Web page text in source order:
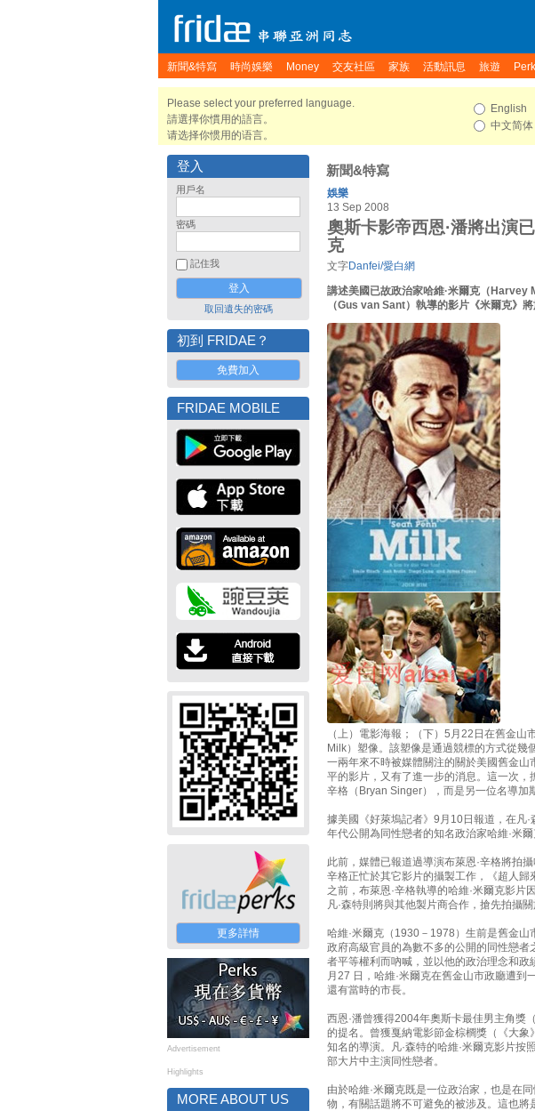
新聞&特寫 時尚娛樂 Money 交友社區 家族 活動訊息 旅遊
Please select your preferred language.
請選擇你慣用的語言。
请选择你惯用的语言。
English
中文简体
登入
用戶名
密碼
記住我
取回遺失的密碼
初到 FRIDAE？
免費加入
FRIDAE MOBILE
更多詳情
Advertisement
Highlights
MORE ABOUT US
新聞&特寫
娛樂
13 Sep 2008
奧斯卡影帝西恩·潘將出演
克
文字Danfei/愛白網
講述美國已故政治家哈維·米爾克（Harvey
（Gus van Sant）執導的影片《米爾克》將
（上）電影海報；（下）5月22日在舊金
Milk）塑像。該塑像是通過競標的方式從幾
一兩年來不時被媒體關注的關於美國舊金
平的影片，又有了進一步的消息。這一次，
辛格（Bryan Singer），而是另一位名導加
據美國《好萊塢記者》9月10日報道，在凡
年代公開為同性戀者的知名政治家哈維·米
此前，媒體已報道過導演布萊恩·辛格將拍
辛格正忙於其它影片的攝製工作，《超人
之前，布萊恩·辛格執導的哈維·米爾克影
凡·森特則將與其他製片商合作，搶先拍攝關
哈維·米爾克（1930－1978）生前是舊金
政府高級官員的為數不多的公開的同性戀
者平等權利而吶喊，並以他的政治理念和
月27 日，哈維·米爾克在舊金山市政廳遭
還有當時的市長。
西恩·潘曾獲得2004年奧斯卡最佳男主角獎
的提名。曾獲戛納電影節金棕櫚獎（《大象
知名的導演。凡·森特的哈維·米爾克影片按
部大片中主演同性戀者。
由於哈維·米爾克既是一位政治家，也是在
物，有關話題將不可避免的被涉及。這也